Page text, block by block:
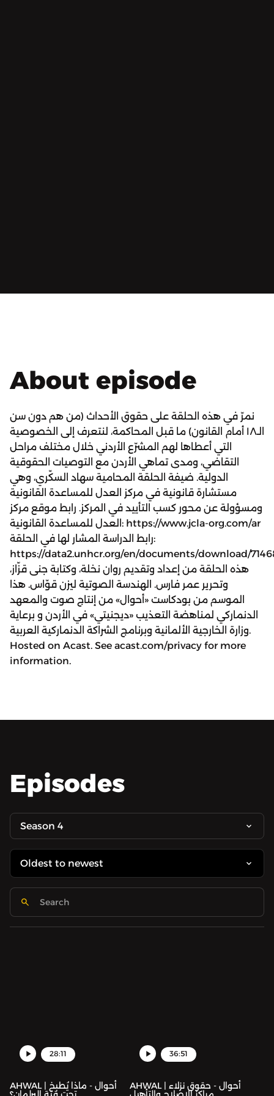
About episode
نمرّ في هذه الحلقة على حقوق الأحداث (من هم دون سن
الـ١٨ أمام القانون) ما قبل المحاكمة، لنتعرف إلى الخصوصية
التي أعطاها لهم المشرّع الأردني خلال مختلف مراحل
التقاضي، ومدى تماهي الأردن مع التوصيات الحقوقية
الدولية. ضيفة الحلقة المحامية سهاد السكّري، وهي
مستشارة قانونية في مركز العدل للمساعدة القانونية
ومسؤولة عن محور كسب التأييد في المركز. رابط موقع مركز
العدل للمساعدة القانونية: https://www.jcla-org.com/ar
رابط الدراسة المشار لها في الحلقة:
https://data2.unhcr.org/en/documents/download/
هذه الحلقة من إعداد وتقديم روان نخلة، وكتابة جنى قزّاز،
وتحرير عمر فارس. الهندسة الصوتية ليزن قوّاس. هذا
الموسم من بودكاست «أحوال» من إنتاج صوت والمعهد
الدنماركي لمناهضة التعذيب «ديجنيتي» في الأردن و برعاية
وزارة الخارجية الألمانية وبرنامج الشراكة الدنماركية العربية.
Hosted on Acast. See acast.com/privacy for more
information.
Episodes
Season 4
28:11
AHWAL | أحوال - ماذا يُطبخ
36:51
AHWAL | أحوال - حقوق نزلاء